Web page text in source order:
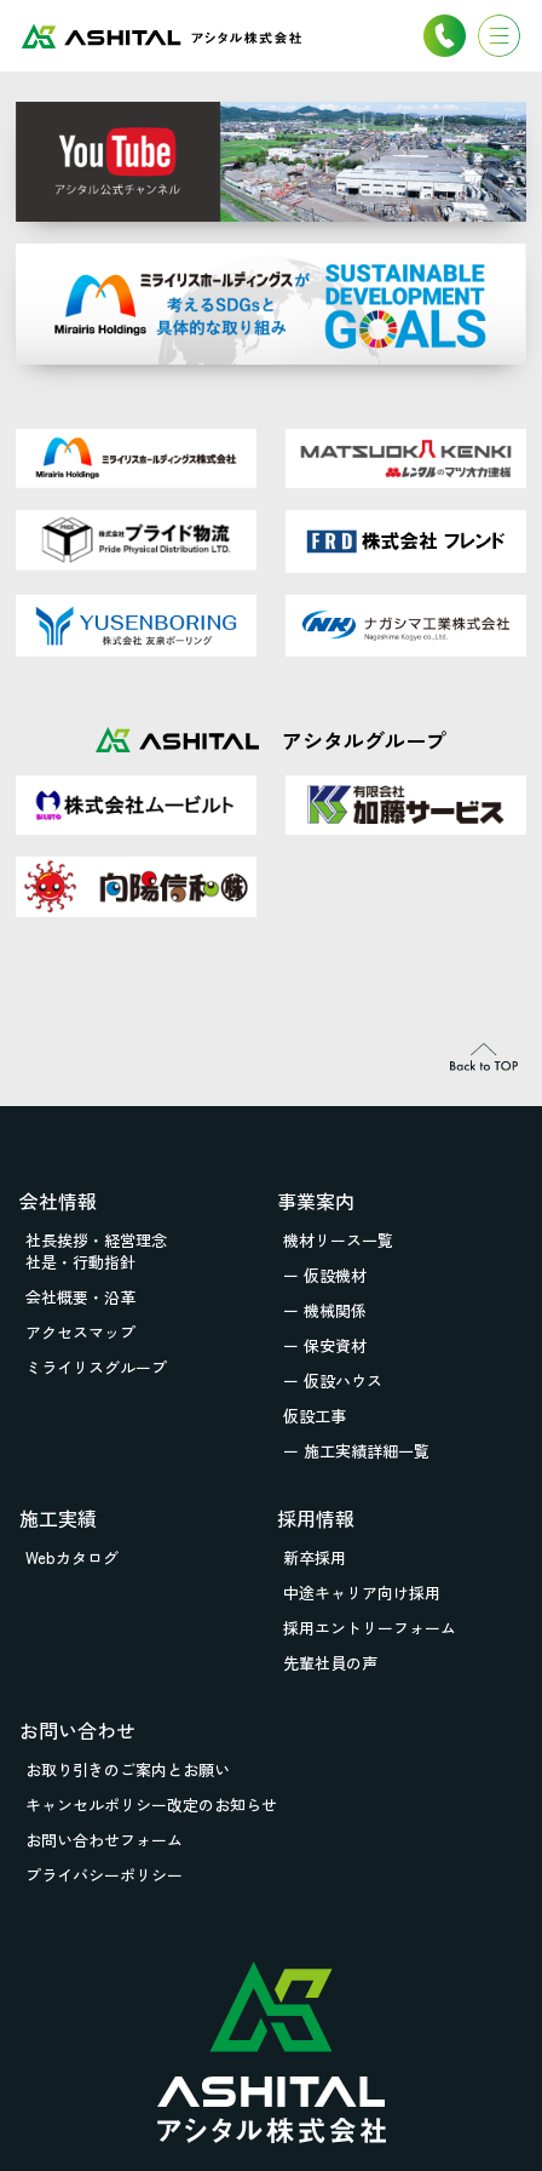
アシタルグループ
会社情報
社長挨拶・経営理念
社是・行動指針
会社概要・沿革
アクセスマップ
ミライリスグループ
事業案内
機材リース一覧
ー 仮設機材
ー 機械関係
ー 保安資材
ー 仮設ハウス
仮設工事
ー 施工実績詳細一覧
施工実績
Webカタログ
採用情報
新卒採用
中途キャリア向け採用
採用エントリーフォーム
先輩社員の声
お問い合わせ
お取り引きのご案内とお願い
キャンセルポリシー改定のお知らせ
お問い合わせフォーム
プライバシーポリシー